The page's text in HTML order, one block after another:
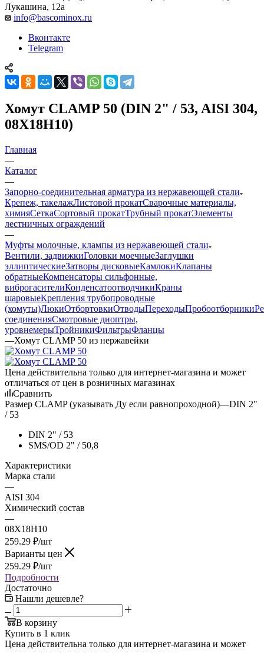
Лукашина, 12а
info@bascominox.ru
Вконтакте
Telegram
Хомут CLAMP 50 (DIN 2" / 53, AISI 304,
08Х18Н10)
Главная
—
Каталог
—
Запорно-соединительная арматура из нержавеющей стали
Крепеж, такелажЛистовой прокатСварочные материалы,
химияСеткаСортовый прокатТрубный прокатЭлементы
лестничных ограждений
—
Муфты молочные, клампы из нержавеющей стали
Вентили, задвижкиГоловки моечныеЗаглушки
эллиптическиеЗатворы дисковыеКамлокиКлапаны
обратныеКомпенсаторы сильфонные,
виброгасителиКонденсатоотводчикиКраны
шаровыеКрепления трубопроводные
(хомуты)ЛюкиОтбортовкиОтводыПереходыПробоотборники
соединенияСмотровые диоптры,
уровнемерыТройникиФильтрыФланцы
—Хомут CLAMP 50 из нержавейки
Цена действительна только для интернет-магазина и может
отличаться от цен в розничных магазинах
Сравнить
Размер CLAMP (указывать Ду если равнопроходной)—DIN 2"
/ 53
DIN 2" / 53
SMS/OD 2" / 50,8
Характеристики
Марка стали
—
AISI 304
Химический состав
—
08Х18Н10
259.29 ₽/шт
Варианты цен
259.29 ₽/шт
Подробности
Достаточно
Нашли дешевле?
В корзину
Купить в 1 клик
Цена действительна только для интернет-магазина и может